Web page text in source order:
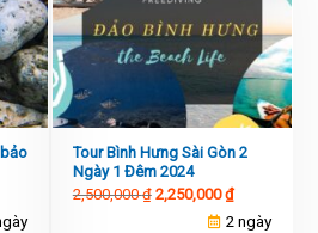
Tour Bình Hưng Sài Gòn 2
Ngày 1 Đêm 2024
2,500,000₫ 2,250,000₫
2 ngày